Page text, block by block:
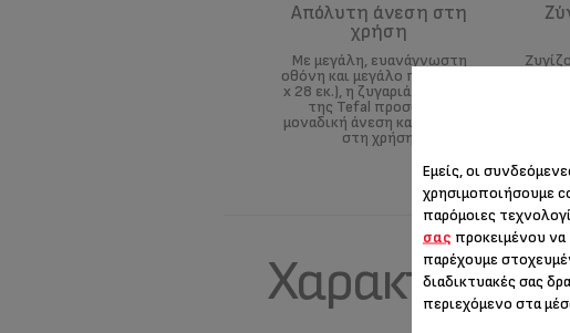
Απόλυτη άνεση στη
χρήση
Με μεγάλη, ευανάγνωστη
οθόνη και μεγάλο πλατό (28
x 28 εκ.), η ζυγαριά Essential
της Tefal προσφέρει
μοναδική άνεση και ευκολία
στη χρήση.
Εμείς, οι
χρησιμοποιήσουμε
παρόμοιες
σας προκειμένου
παρέχουμε
διαδικτυακές σας
περιεχόμενο στα